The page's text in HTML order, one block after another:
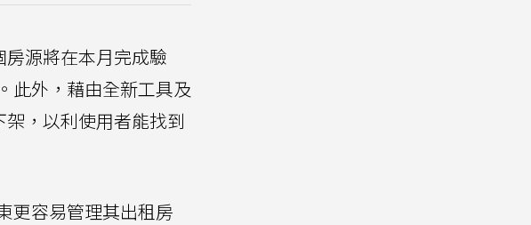
源將在本月完成驗
此外，藉由全新工具及
，以利使用者能找到
更容易管理其出租房